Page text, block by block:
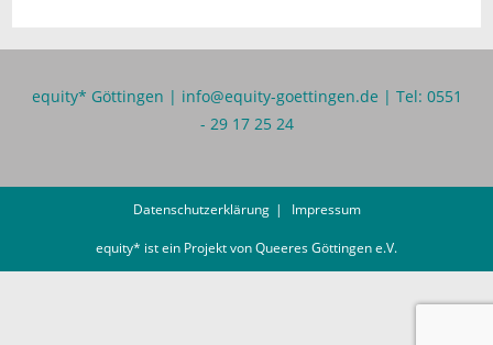
equity* Göttingen | info@equity-goettingen.de | Tel: 0551
- 29 17 25 24
Datenschutzerklärung Impressum
equity* ist ein Projekt vonQueeres Göttingen e.V.